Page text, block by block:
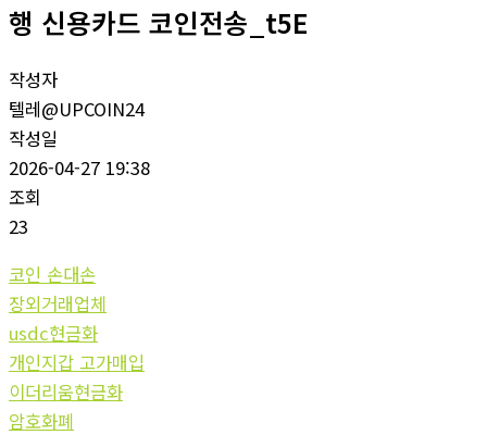
행 신용카드 코인전송_t5E
작성자
텔레@UPCOIN24
작성일
2026-04-27 19:38
조회
23
코인 손대손
장외거래업체
usdc현금화
개인지갑 고가매입
이더리움현금화
암호화폐